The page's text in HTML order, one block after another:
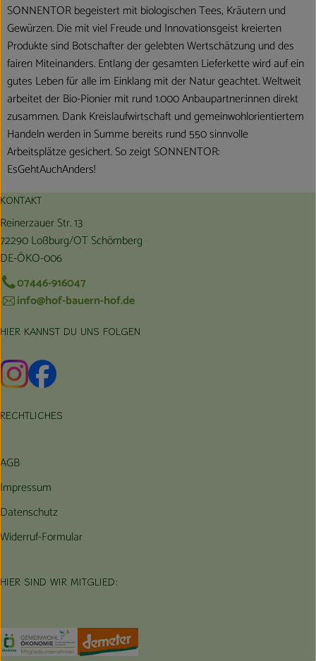
SONNENTOR begeistert mit biologischen Tees, Kräutern und
Gewürzen. Die mit viel Freude und Innovationsgeist kreierten
Produkte sind Botschafter der gelebten Wertschätzung und des
fairen Miteinanders. Entlang der gesamten Lieferkette wird auf ein
gutes Leben für alle im Einklang mit der Natur geachtet. Weltweit
arbeitet der Bio-Pionier mit rund 1.000 Anbaupartner:innen direkt
zusammen. Dank Kreislaufwirtschaft und gemeinwohlorientiertem
Handeln werden in Summe bereits rund 550 sinnvolle
Arbeitsplätze gesichert. So zeigt SONNENTOR:
EsGehtAuchAnders!
KONTAKT
Reinerzauer Str. 13
72290 Loßburg/OT Schömberg
DE-ÖKO-006
07446-916047
info@hof-bauern-hof.de
HIER KANNST DU UNS FOLGEN
Externer Link zu https://www.instagram.com/hofbauernhof/
Externer Link zu https://www.facebook.com/
RECHTLICHES
AGB
Impressum
Datenschutz
Widerruf-Formular
HIER SIND WIR MITGLIED:
Externer Link zu https://www.oekokiste.de/
Externer Link zu https://germany.econgood.org/